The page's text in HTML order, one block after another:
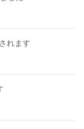
れます